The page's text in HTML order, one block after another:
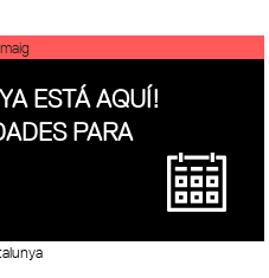
ESTÁ AQUÍ!
PARA